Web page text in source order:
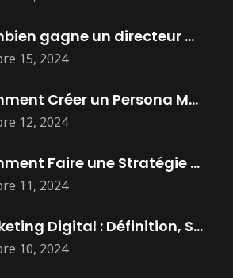
15, 2024
Combien gagne un directeur marketing ?
12, 2024
Comment Créer un Persona Marketing Efficace
11, 2024
Comment Faire une Stratégie Marketing Efficace
10, 2024
Marketing Digital : Définition, Stratégies, et